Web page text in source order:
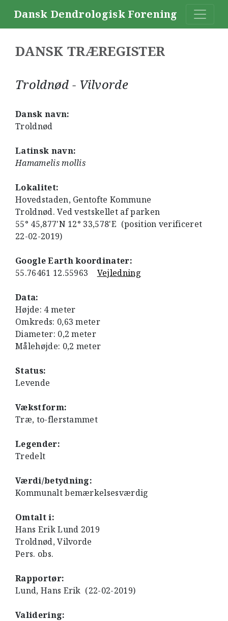
Dansk Dendrologisk Forening
DANSK TRÆREGISTER
Troldnød - Vilvorde
Dansk navn:
Troldnød
Latinsk navn:
Hamamelis mollis
Lokalitet:
Hovedstaden, Gentofte Kommune
Troldnød. Ved vestskellet af parken
55° 45,877'N 12° 33,578'E (position verificeret
22-02-2019)
Google Earth koordinater:
55.76461 12.55963 Vejledning
Data:
Højde: 4 meter
Omkreds: 0,63 meter
Diameter: 0,2 meter
Målehøjde: 0,2 meter
Status:
Levende
Vækstform:
Træ, to-flerstammet
Legender:
Tredelt
Værdi/betydning:
Kommunalt bemærkelsesværdig
Omtalt i:
Hans Erik Lund 2019
Troldnød, Vilvorde
Pers. obs.
Rapportør:
Lund, Hans Erik (22-02-2019)
Validering: